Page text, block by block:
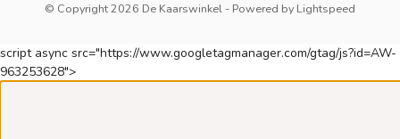
© Copyright 2026 De Kaarswinkel - Powered by Lightspeed
script async src="https://www.googletagmanager.com/gtag/js?id=AW-
963253628">